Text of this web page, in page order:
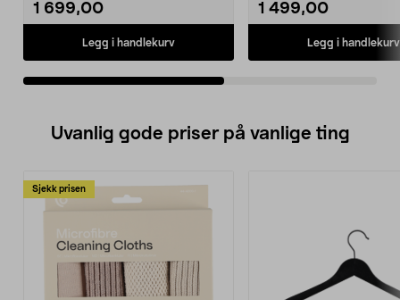
1 699,00
Legg i handlekurv
1 499,00
Legg i handlekurv
Uvanlig gode priser på vanlige ting
Sjekk prisen